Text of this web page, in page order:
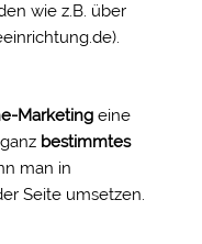
wie z.B. über
Marketingeine
bestimmtes
man in
Seite umsetzen.